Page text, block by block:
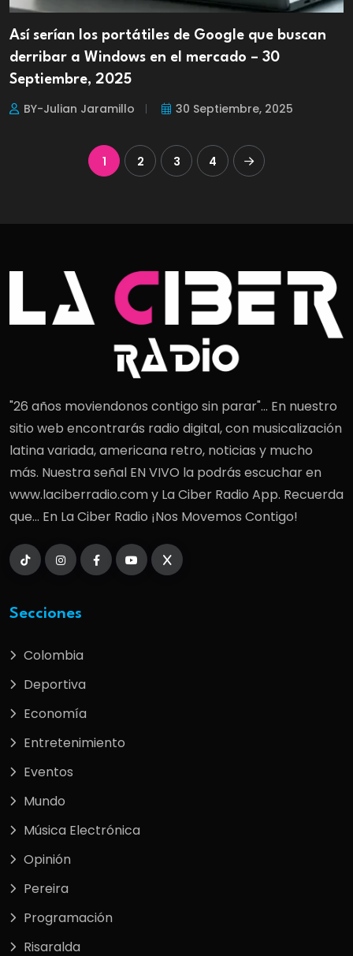
Así serían los portátiles de Google que buscan
derribar a Windows en el mercado – 30
Septiembre, 2025
BY-Julian Jaramillo 30 Septiembre, 2025
1 2 3 4
"26 años moviendonos contigo sin parar"... En nuestro
sitio web encontrarás radio digital, con musicalización
latina variada, americana retro, noticias y mucho
más. Nuestra señal EN VIVO la podrás escuchar en
www.laciberradio.com y La Ciber Radio App. Recuerda
que... En La Ciber Radio ¡Nos Movemos Contigo!
Secciones
Colombia
Deportiva
Economía
Entretenimiento
Eventos
Mundo
Música Electrónica
Opinión
Pereira
Programación
Risaralda